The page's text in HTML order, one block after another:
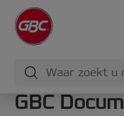
GBC